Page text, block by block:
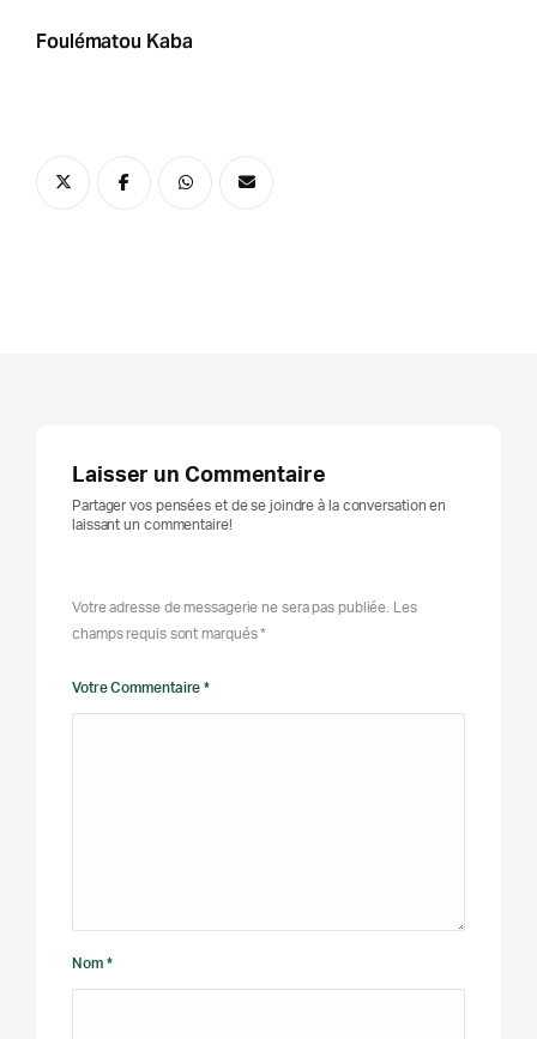
Foulématou Kaba
Laisser un Commentaire
Partager vos pensées et de se joindre à la conversation en
laissant un commentaire!
Votre adresse de messagerie ne sera pas publiée. Les
champs requis sont marqués *
Votre Commentaire *
Nom *